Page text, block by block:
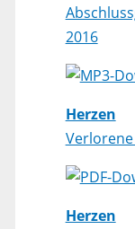
2016
Herzen
Herzen